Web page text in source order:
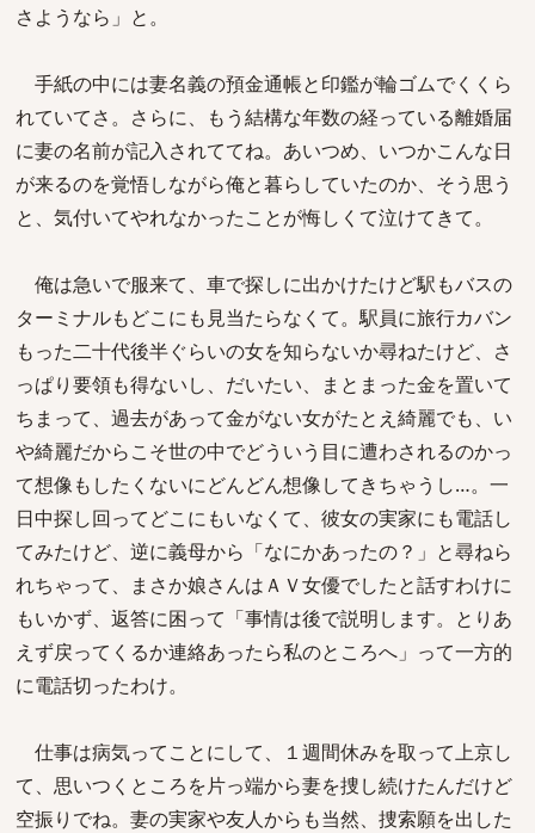
さようなら」と。
手紙の中には妻名義の預金通帳と印鑑が輪ゴムでくくら
れていてさ。さらに、もう結構な年数の経っている離婚届
に妻の名前が記入されててね。あいつめ、いつかこんな日
が来るのを覚悟しながら俺と暮らしていたのか、そう思う
と、気付いてやれなかったことが悔しくて泣けてきて。
俺は急いで服来て、車で探しに出かけたけど駅もバスの
ターミナルもどこにも見当たらなくて。駅員に旅行カバン
もった二十代後半ぐらいの女を知らないか尋ねたけど、さ
っぱり要領も得ないし、だいたい、まとまった金を置いて
ちまって、過去があって金がない女がたとえ綺麗でも、い
や綺麗だからこそ世の中でどういう目に遭わされるのかっ
て想像もしたくないにどんどん想像してきちゃうし…。一
日中探し回ってどこにもいなくて、彼女の実家にも電話し
てみたけど、逆に義母から「なにかあったの？」と尋ねら
れちゃって、まさか娘さんはＡＶ女優でしたと話すわけに
もいかず、返答に困って「事情は後で説明します。とりあ
えず戻ってくるか連絡あったら私のところへ」って一方的
に電話切ったわけ。
仕事は病気ってことにして、１週間休みを取って上京し
て、思いつくところを片っ端から妻を捜し続けたんだけど
空振りでね。妻の実家や友人からも当然、捜索願を出した